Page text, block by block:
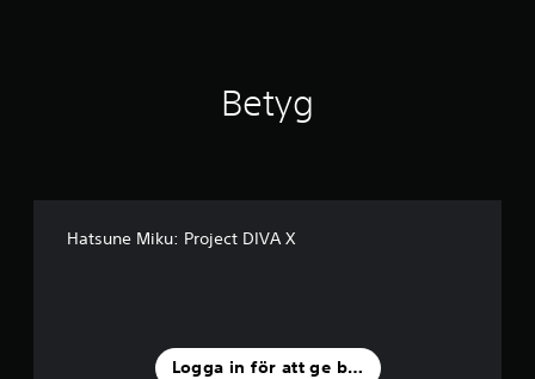
Betyg
Hatsune Miku: Project DIVA X
Logga in för att ge betyg